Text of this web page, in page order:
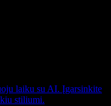
laiku su AI. Įgarsinkite
stiliumi.